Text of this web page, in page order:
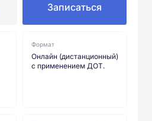
Записаться
Формат
Онлайн (дистанционный)
с применением ДОТ.